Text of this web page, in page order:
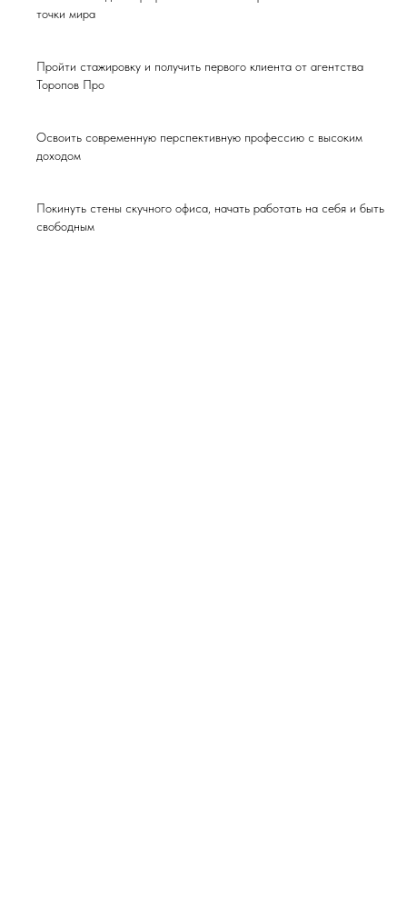
точки мира
Пройти стажировку и получить первого клиента от агентства
Торопов Про
Освоить современную перспективную профессию с высоким
доходом
Покинуть стены скучного офиса, начать работать на себя и быть
свободным